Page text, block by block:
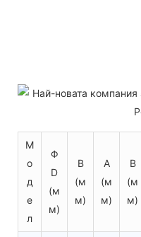
М
о
д
е
л
Φ
D
(м
м)
В
(м
м)
A
(м
м)
B
(м
м)